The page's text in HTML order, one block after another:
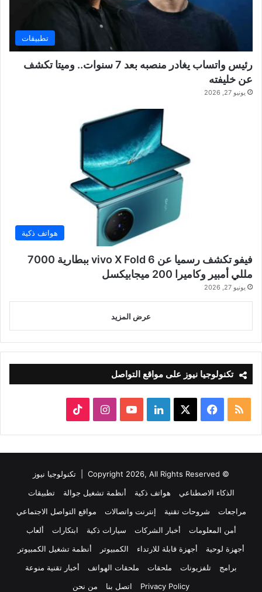
تطبيقات
رئيس واتساب يغادر منصبه بعد 7 سنوات.. وميتا تكشف
عن خليفته
يونيو 27, 2026
هواتف ذكية
فيفو تكشف رسميا عن vivo X Fold 6 ببطارية 7000
مللي أمبير وكاميرا 200 ميجابيكسل
يونيو 27, 2026
عرض المزيد
تكنولوجيا نيوز على مواقع التواصل
ملخص
الموقع
RSS
فيسبوك لينكدإن‫YouTubeانستقرام
© Copyright 2026, All Rights Reserved |
تكنولوجيا نيوز
الذكاء الاصطناعي
هواتف ذكية أنظمة تشغيل جوالة
تطبيقات
مراجعات
شروحات تقنية إنترنت واتصالات
مواقع التواصل الاجتماعي
أمن المعلومات
أخبار الشركات سيارات ذكية ابتكارات
ألعاب
أجهزة لوحية
أجهزة قابلة للارتداء الكمبيوتر
أنظمة تشغيل الكمبيوتر
برامج
تلفزيونات ملحقات ملحقات الهواتف
أخبار تقنية منوعة
Privacy Policy
اتصل بنا من نحن